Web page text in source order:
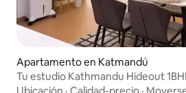
Apartamento en Katmandú
Tu estudio Kathmandu Hideout